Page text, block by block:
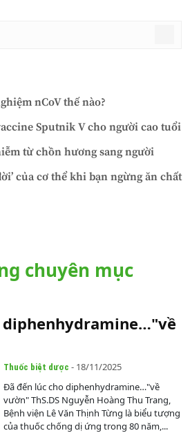
nCoV thế nào?
Sputnik V cho người cao tuổi
từ chồn hương sang người
của cơ thể khi bạn ngừng ăn chất
chuyên mục
diphenhydramine…"về
Thuốc biệt dược - 18/11/2025
Đã đến lúc cho diphenhydramine…"về
vườn" ThS.DS Nguyễn Hoàng Thu Trang,
Bệnh viện Lê Văn Thịnh Từng là biểu tượng
của thuốc chống dị ứng trong 80 năm,...